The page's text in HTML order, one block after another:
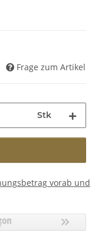
Frage zum Artikel
Stk
vorab und